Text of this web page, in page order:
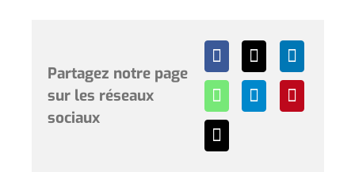
Partagez notre page
sur les réseaux
sociaux